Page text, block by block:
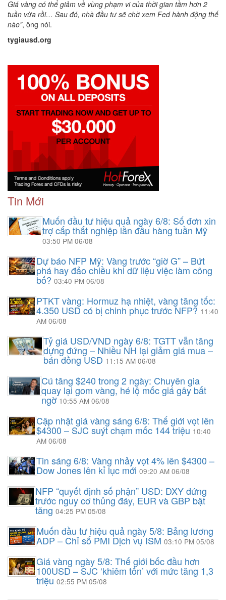
Giá vàng có thể giảm về vùng phạm vi của thời gian tầm hơn 2
tuần vừa rồi… Sau đó, nhà đầu tư sẽ chờ xem Fed hành động thế
nào”, ông nói.
tygiausd.org
Tin Mới
Muốn đầu tư hiệu quả ngày 6/8: Số đơn xin
trợ cấp thất nghiệp lần đầu hàng tuần Mỹ
03:50 PM 06/08
Dự báo NFP Mỹ: Vàng trước “giờ G” – Bứt
phá hay đảo chiều khi dữ liệu việc làm công
bố? 03:40 PM 06/08
PTKT vàng: Hormuz hạ nhiệt, vàng tăng tốc:
4.350 USD có bị chinh phục trước NFP? 11:40
AM 06/08
Tỷ giá USD/VND ngày 6/8: TGTT vẫn tăng
dựng đứng – Nhiều NH lại giảm giá mua –
bán đồng USD 11:15 AM 06/08
Cú tăng $240 trong 2 ngày: Chuyên gia
quay lại gom vàng, hé lộ mốc giá gây bất
ngờ10:55 AM 06/08
Cập nhật giá vàng sáng 6/8: Thế giới vọt lên
$4300 – SJC suýt chạm mốc 144 triệu 10:40
AM 06/08
Tin sáng 6/8: Vàng nhảy vọt 4% lên $4300 –
Dow Jones lên kỉ lục mới 09:20 AM 06/08
NFP “quyết định số phận” USD: DXY đứng
trước nguy cơ thủng đáy, EUR và GBP bật
tăng04:25 PM 05/08
Muốn đầu tư hiệu quả ngày 5/8: Bảng lương
ADP – Chỉ số PMI Dịch vụ ISM 03:10 PM 05/08
Giá vàng ngày 5/8: Thế giới bốc đầu hơn
100USD – SJC ‘khiêm tốn’ với mức tăng 1,3
triệu 02:55 PM 05/08